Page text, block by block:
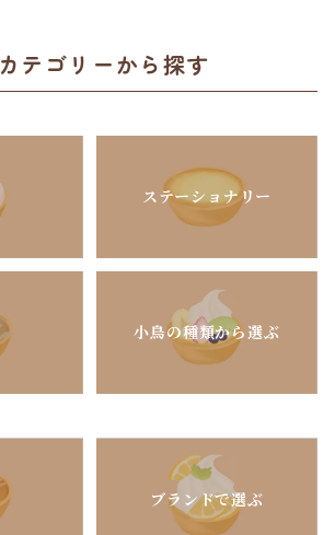
カテゴリーから探す
ステーショナリー
小鳥の種類から選ぶ
ブランドで選ぶ